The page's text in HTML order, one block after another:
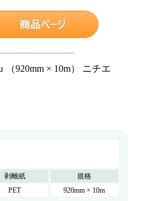
920mm × 10m） ニチエ
剥離紙
規格
PET 920mm × 10m